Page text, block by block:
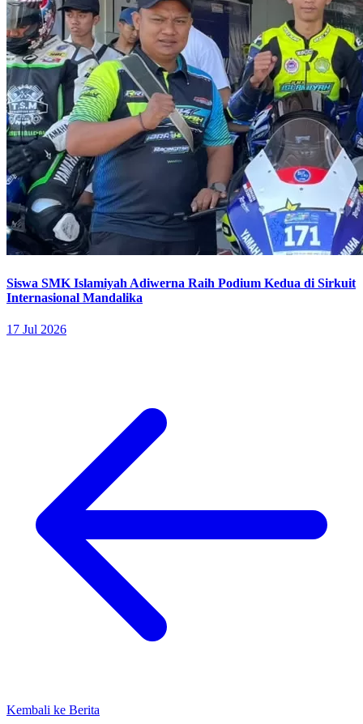
Siswa SMK Islamiyah Adiwerna Raih Podium Kedua di Sirkuit
Internasional Mandalika
17 Jul 2026
Kembali ke Berita